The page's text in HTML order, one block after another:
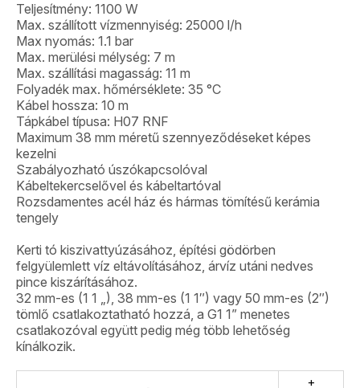
Teljesítmény: 1100 W
Max. szállított vízmennyiség: 25000 l/h
Max nyomás: 1.1 bar
Max. merülési mélység: 7 m
Max. szállítási magasság: 11 m
Folyadék max. hőmérséklete: 35 °C
Kábel hossza: 10 m
Tápkábel típusa: H07 RNF
Maximum 38 mm méretű szennyeződéseket képes
kezelni
Szabályozható úszókapcsolóval
Kábeltekercselővel és kábeltartóval
Rozsdamentes acél ház és hármas tömítésű kerámia
tengely
Kerti tó kiszivattyúzásához, építési gödörben
felgyülemlett víz eltávolításához, árvíz utáni nedves
pince kiszárításához.
32 mm-es (1 1 „), 38 mm-es (1 1″) vagy 50 mm-es (2″)
tömlő csatlakoztatható hozzá, a G1 1” menetes
csatlakozóval együtt pedig még több lehetőség
kínálkozik.
+